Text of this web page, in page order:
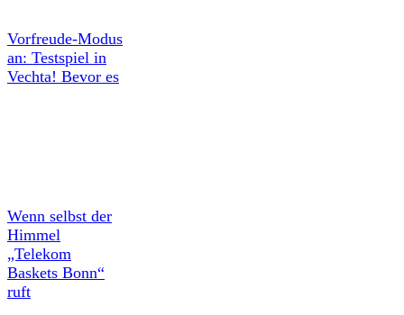
Vorfreude-Modus
an: Testspiel in
Vechta! Bevor es
Wenn selbst der
Himmel
„Telekom
Baskets Bonn“
ruft